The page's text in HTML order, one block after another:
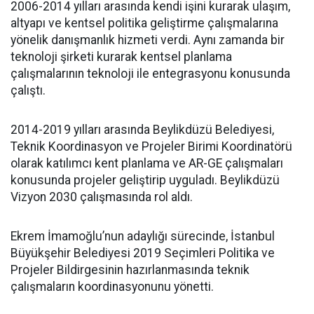
2006-2014 yılları arasında kendi işini kurarak ulaşım,
altyapı ve kentsel politika geliştirme çalışmalarına
yönelik danışmanlık hizmeti verdi. Aynı zamanda bir
teknoloji şirketi kurarak kentsel planlama
çalışmalarının teknoloji ile entegrasyonu konusunda
çalıştı.
2014-2019 yılları arasında Beylikdüzü Belediyesi,
Teknik Koordinasyon ve Projeler Birimi Koordinatörü
olarak katılımcı kent planlama ve AR-GE çalışmaları
konusunda projeler geliştirip uyguladı. Beylikdüzü
Vizyon 2030 çalışmasında rol aldı.
Ekrem İmamoğlu’nun adaylığı sürecinde, İstanbul
Büyükşehir Belediyesi 2019 Seçimleri Politika ve
Projeler Bildirgesinin hazırlanmasında teknik
çalışmaların koordinasyonunu yönetti.